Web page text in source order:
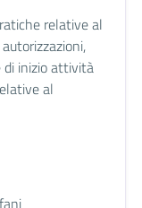
relative al
di inizio attività
al